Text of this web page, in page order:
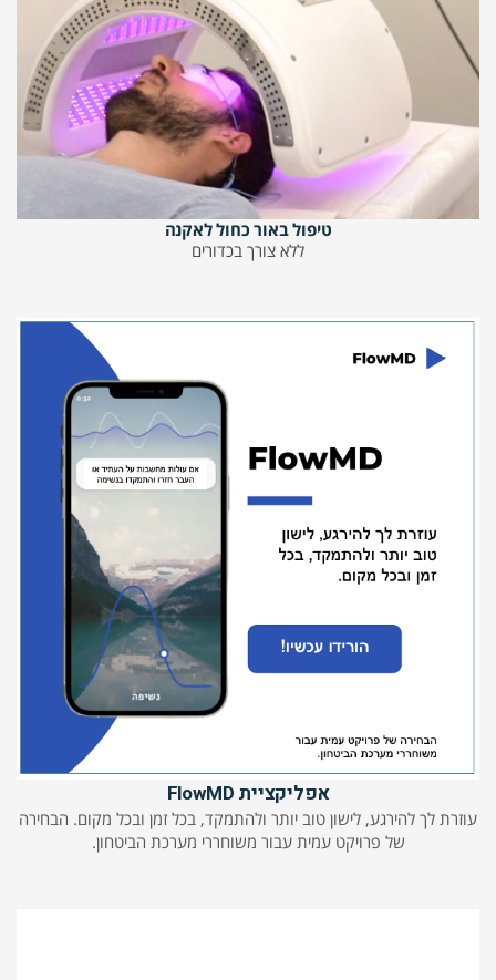
טיפול באור כחול לאקנה
ללא צורך בכדורים
אפליקציית FlowMD
עוזרת לך להירגע, לישון טוב יותר ולהתמקד, בכל זמן ובכל מקום. הבחירה
של פרויקט עמית עבור משוחררי מערכת הביטחון.